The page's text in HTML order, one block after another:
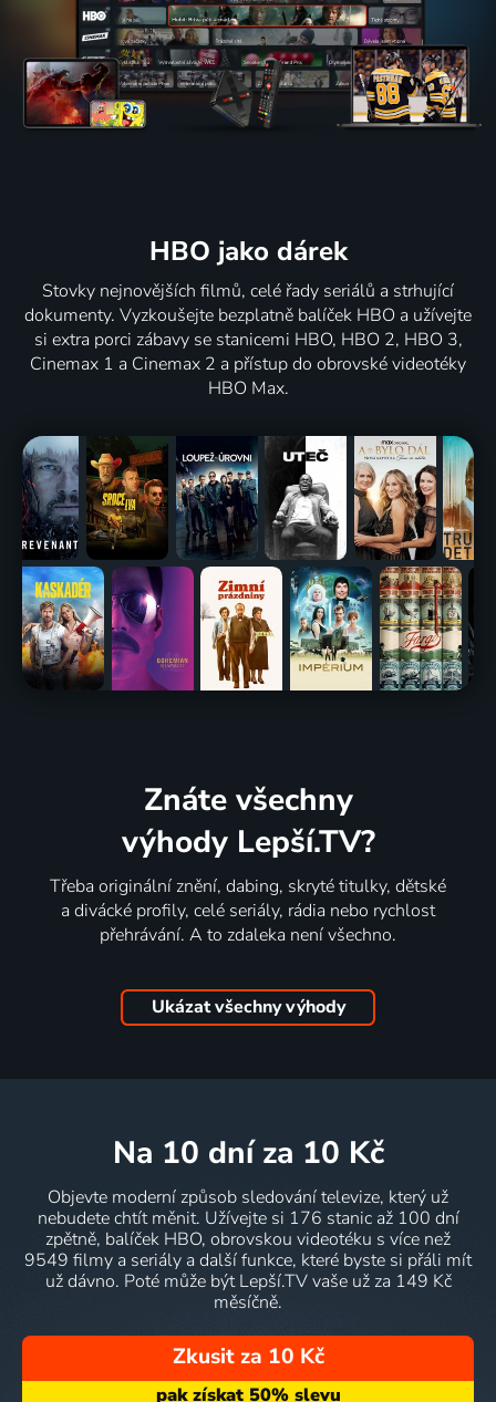
HBO jako dárek
Stovky nejnovějších filmů, celé řady seriálů a strhující
dokumenty. Vyzkoušejte bezplatně balíček HBO a užívejte
si extra porci zábavy se stanicemi HBO, HBO 2, HBO 3,
Cinemax 1 a Cinemax 2 a přístup do obrovské videotéky
HBO Max.
Znáte všechny
výhody Lepší.TV?
Třeba originální znění, dabing, skryté titulky, dětské
a divácké profily, celé seriály, rádia nebo rychlost
přehrávání. A to zdaleka není všechno.
Ukázat všechny výhody
na 10 dní za 10 Kč
Objevte moderní způsob sledování televize, který už
nebudete chtít měnit. Užívejte si 176 stanic až 100 dní
zpětně, balíček HBO, obrovskou videotéku s více než
9549 filmy a seriály a další funkce, které byste si přáli mít
už dávno. Poté může být Lepší.TV vaše už za 149 Kč
měsíčně.
Zkusit za 10 Kč